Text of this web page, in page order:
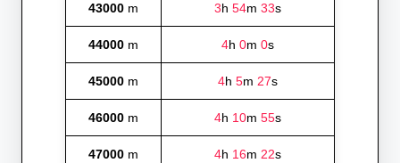
43000 m 3h 54m 33s
44000 m 4h 0m 0s
45000 m 4h 5m 27s
46000 m 4h 10m 55s
47000 m 4h 16m 22s